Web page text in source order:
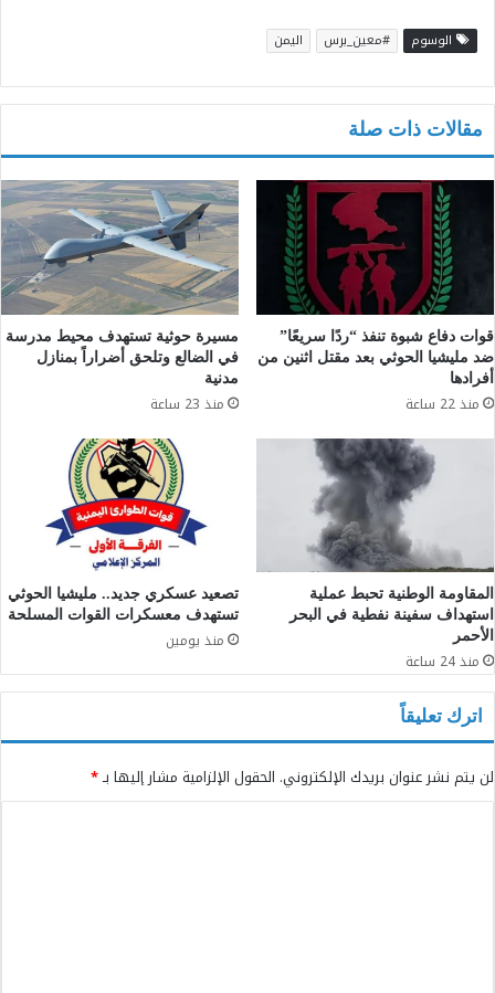
الوسوم #معين_برس اليمن
مقالات ذات صلة
قوات دفاع شبوة تنفذ “ردًا سريعًا”
ضد مليشيا الحوثي بعد مقتل اثنين من
أفرادها
منذ 22 ساعة
مسيرة حوثية تستهدف محيط مدرسة
في الضالع وتلحق أضراراً بمنازل
مدنية
منذ 23 ساعة
المقاومة الوطنية تحبط عملية
استهداف سفينة نفطية في البحر
الأحمر
منذ 24 ساعة
تصعيد عسكري جديد.. مليشيا الحوثي
تستهدف معسكرات القوات المسلحة
منذ يومين
اترك تعليقاً
لن يتم نشر عنوان بريدك الإلكتروني. الحقول الإلزامية مشار إليها بـ*